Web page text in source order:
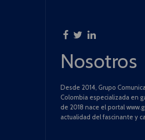
Nosotros
Desde 2014, Grupo
Colombia especializada en
de 2018 nace el portal
actualidad del fascinante y